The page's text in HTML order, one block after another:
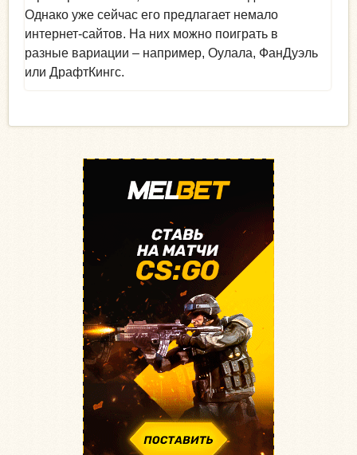
Однако уже сейчас его предлагает немало
интернет-сайтов. На них можно поиграть в
разные вариации – например, Оулала, ФанДуэль
или ДрафтКингс.